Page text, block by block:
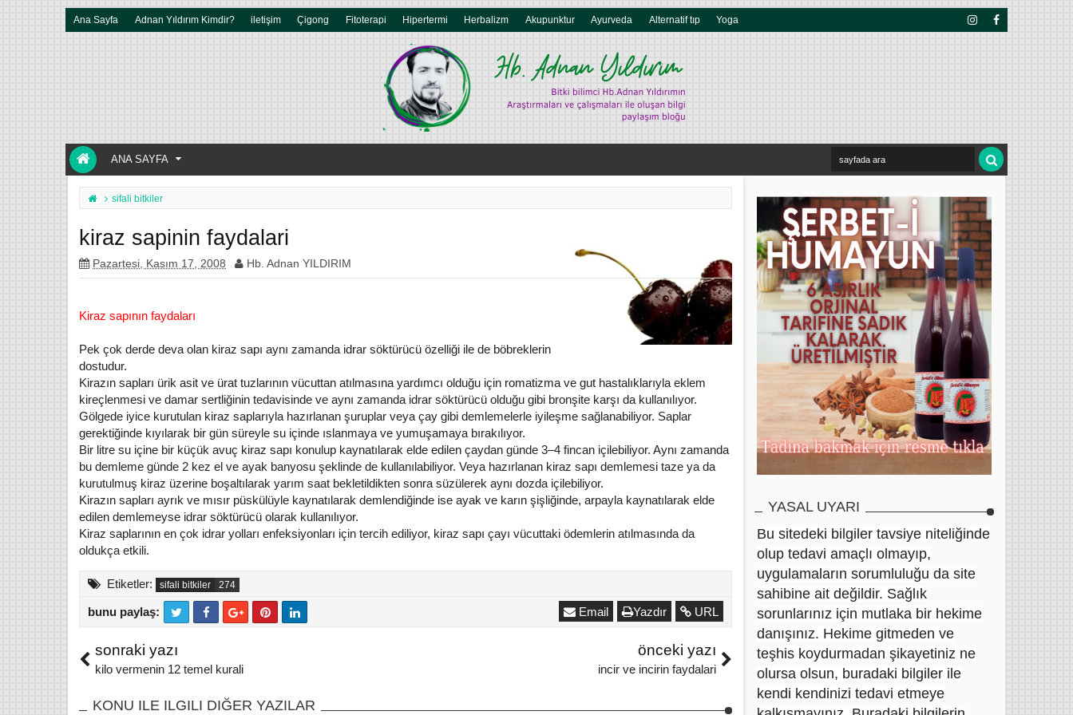
Ana Sayfa Adnan Yıldırım Kimdir? iletişim Çigong Fitoterapi Hipertermi Herbalizm Akupunktur Ayurveda Alternatif tıp Yoga
ANA SAYFA
sifali bitkiler
kiraz sapinin faydalari
Pazartesi, Kasım 17, 2008 Hb. Adnan YILDIRIM
Kiraz sapının faydaları
Pek çok derde deva olan kiraz sapı aynı zamanda idrar söktürücü özelliği ile de böbreklerin
dostudur.
Kirazın sapları ürik asit ve ürat tuzlarının vücuttan atılmasına yardımcı olduğu için romatizma ve gut hastalıklarıyla eklem
kireçlenmesi ve damar sertliğinin tedavisinde ve aynı zamanda idrar söktürücü olduğu gibi bronşite karşı da kullanılıyor.
Gölgede iyice kurutulan kiraz saplarıyla hazırlanan şuruplar veya çay gibi demlemelerle iyileşme sağlanabiliyor. Saplar
gerektiğinde kıyılarak bir gün süreyle su içinde ıslanmaya ve yumuşamaya bırakılıyor.
Bir litre su içine bir küçük avuç kiraz sapı konulup kaynatılarak elde edilen çaydan günde 3–4 fincan içilebiliyor. Aynı zamanda
bu demleme günde 2 kez el ve ayak banyosu şeklinde de kullanılabiliyor. Veya hazırlanan kiraz sapı demlemesi taze ya da
kurutulmuş kiraz üzerine boşaltılarak yarım saat bekletildikten sonra süzülerek aynı dozda içilebiliyor.
Kirazın sapları ayrık ve mısır püskülüyle kaynatılarak demlendiğinde ise ayak ve karın şişliğinde, arpayla kaynatılarak elde
edilen demlemeyse idrar söktürücü olarak kullanılıyor.
Kiraz saplarının en çok idrar yolları enfeksiyonları için tercih ediliyor, kiraz sapı çayı vücuttaki ödemlerin atılmasında da
oldukça etkili.
Etiketler: sifali bitkiler
bunu paylaş:
T
tt
F
c
o
URL
Yazdır
Email
sonraki yazı
kilo vermenin 12 temel kurali
önceki yazı
incir ve incirin faydalari
KONU ILE ILGILI DIĞER YAZILAR
YASAL UYARI
Bu sitedeki bilgiler tavsiye niteliğinde
olup tedavi amaçlı olmayıp,
uygulamaların sorumluluğu da site
sahibine ait değildir. Sağlık
sorunlarınız için mutlaka bir hekime
danışınız. Hekime gitmeden ve
teşhis koydurmadan şikayetiniz ne
olursa olsun, buradaki bilgiler ile
kendi kendinizi tedavi etmeye